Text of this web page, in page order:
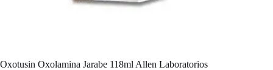
Oxotusin Oxolamina Jarabe 118ml Allen Laboratorios